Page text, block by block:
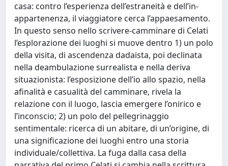
casa: contro l’esperienza dell’estraneità e dell’in-
appartenenza, il viaggiatore cerca l’appaesamento.
In questo senso nello scrivere-camminare di Celati
l’esplorazione dei luoghi si muove dentro 1) un polo
della visita, di ascendenza dadaista, poi declinata
nella deambulazione surrealista e nella deriva
situazionista: l’esposizione dell’io allo spazio, nella
afinalità e casualità del camminare, rivela la
relazione con il luogo, lascia emergere l’onirico e
l’inconscio; 2) un polo del pellegrinaggio
sentimentale: ricerca di un abitare, di un’origine, di
una significazione dei luoghi entro una storia
individuale/collettiva. La fuga dalla casa della